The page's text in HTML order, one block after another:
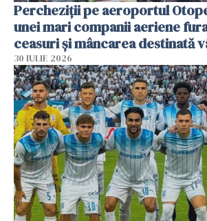
Percheziții pe aeroportul
unei mari companii aeriene
ceasuri și mâncarea destinată
30 IULIE 2026